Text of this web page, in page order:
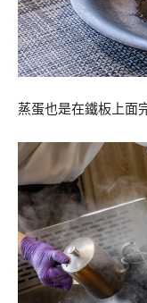
蒸蛋也是在鐵板上面